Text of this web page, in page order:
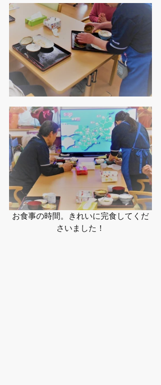
お食事の時間。きれいに完食してくだ
さいました！